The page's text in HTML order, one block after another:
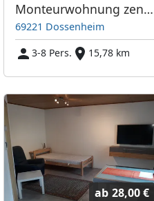
Monteurwohnung zentral in Dossenheim bei Heidelberg
69221 Dossenheim
3-8 Pers.
15,78 km
ab 28,00 €